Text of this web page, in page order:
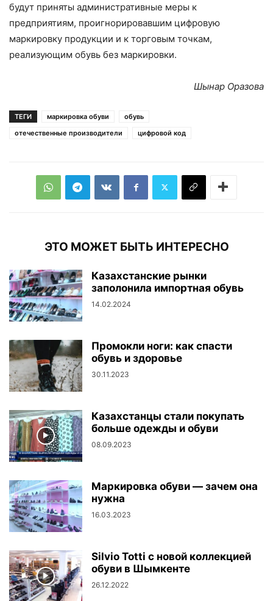
будут приняты административные меры к
предприятиям, проигнорировавшим цифровую
маркировку продукции и к торговым точкам,
реализующим обувь без маркировки.
Шынар Оразова
ТЕГИ маркировка обуви
обувь
отечественные производители
цифровой код
ЭТО МОЖЕТ БЫТЬ ИНТЕРЕСНО
Казахстанские рынки
заполонила импортная обувь
14.02.2024
Промокли ноги: как спасти
обувь и здоровье
30.11.2023
Казахстанцы стали покупать
больше одежды и обуви
08.09.2023
Маркировка обуви — зачем она
нужна
16.03.2023
Silvio Totti с новой коллекцией
обуви в Шымкенте
26.12.2022